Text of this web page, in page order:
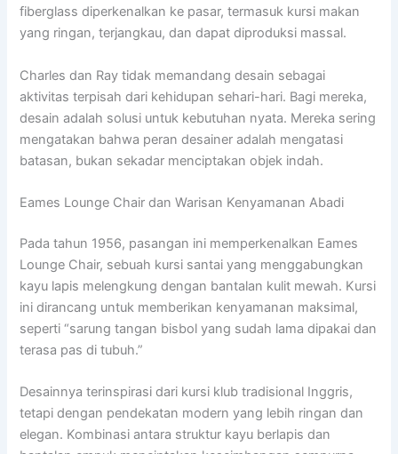
fiberglass diperkenalkan ke pasar, termasuk kursi makan
yang ringan, terjangkau, dan dapat diproduksi massal.
Charles dan Ray tidak memandang desain sebagai
aktivitas terpisah dari kehidupan sehari-hari. Bagi mereka,
desain adalah solusi untuk kebutuhan nyata. Mereka sering
mengatakan bahwa peran desainer adalah mengatasi
batasan, bukan sekadar menciptakan objek indah.
Eames Lounge Chair dan Warisan Kenyamanan Abadi
Pada tahun 1956, pasangan ini memperkenalkan Eames
Lounge Chair, sebuah kursi santai yang menggabungkan
kayu lapis melengkung dengan bantalan kulit mewah. Kursi
ini dirancang untuk memberikan kenyamanan maksimal,
seperti “sarung tangan bisbol yang sudah lama dipakai dan
terasa pas di tubuh.”
Desainnya terinspirasi dari kursi klub tradisional Inggris,
tetapi dengan pendekatan modern yang lebih ringan dan
elegan. Kombinasi antara struktur kayu berlapis dan